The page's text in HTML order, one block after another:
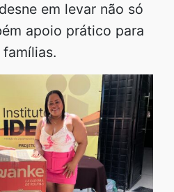
em levar não só
apoio prático para